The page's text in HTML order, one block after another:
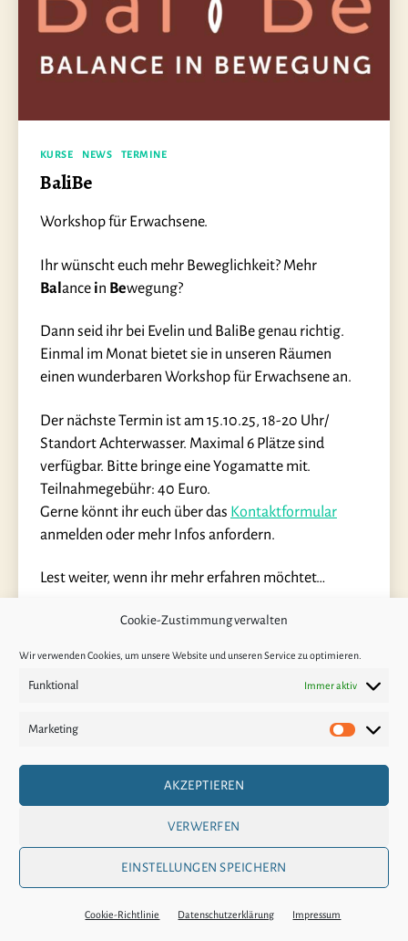
Cookie-Zustimmung verwalten
Wir verwenden Cookies, um unsere Website und unseren Service zu optimieren.
Funktional Immer aktiv
Marketing
AKZEPTIEREN
VERWERFEN
EINSTELLUNGEN SPEICHERN
Cookie-Richtlinie Datenschutzerklärung Impressum
Kategorien
KURSE NEWS TERMINE
BaliBe
Workshop für Erwachsene.
Ihr wünscht euch mehr Beweglichkeit? Mehr
Balance in Bewegung?
Dann seid ihr bei Evelin und BaliBe genau richtig.
Einmal im Monat bietet sie in unseren Räumen
einen wunderbaren Workshop für Erwachsene an.
Der nächste Termin ist am 15.10.25, 18-20 Uhr/
Standort Achterwasser. Maximal 6 Plätze sind
verfügbar. Bitte bringe eine Yogamatte mit.
Teilnahmegebühr: 40 Euro.
Gerne könnt ihr euch über das Kontaktformular
anmelden oder mehr Infos anfordern.
Lest weiter, wenn ihr mehr erfahren möchtet…
„BaliBe“
Veröffentlichungsdatum
19. September 2025